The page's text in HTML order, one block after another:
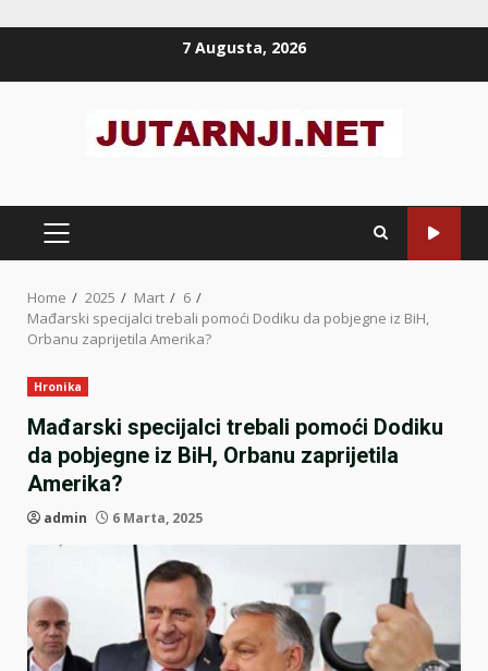
7 Augusta, 2026
PRIMARY
Home 2025 Mart
6
Mađarski specijalci trebali pomoći Dodiku da pobjegne iz BiH,
Orbanu zaprijetila Amerika?
Hronika
Mađarski specijalci trebali pomoći Dodiku
da pobjegne iz BiH, Orbanu zaprijetila
Amerika?
admin 6 Marta, 2025